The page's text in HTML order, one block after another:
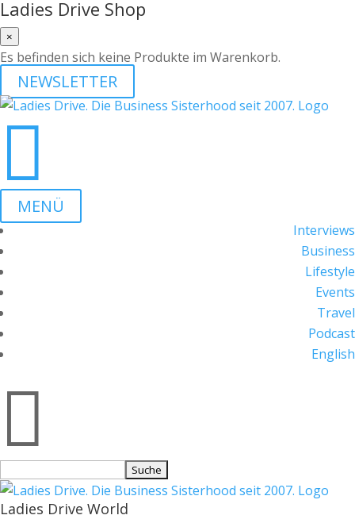
Ladies Drive Shop
×
Es befinden sich keine Produkte im Warenkorb.
NEWSLETTER

MENÜ
Interviews
Business
Lifestyle
Events
Travel
Podcast
English

nach:
Ladies Drive World